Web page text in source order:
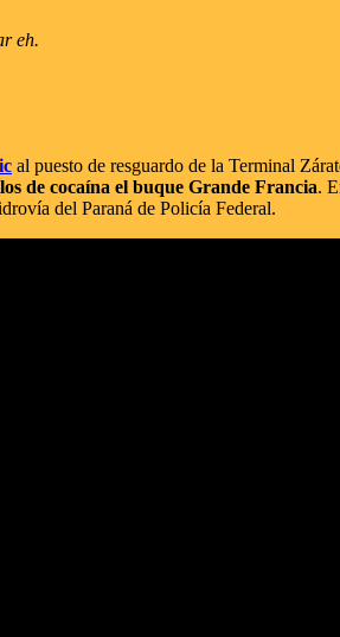
eh.
al puesto de resguardo de la Terminal
de cocaína el buque Grande Francia.
del Paraná de Policía Federal.